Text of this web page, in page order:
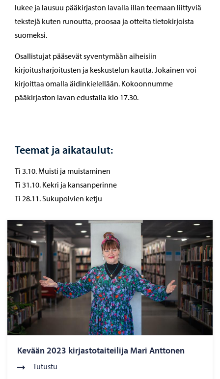
lukee ja lausuu pääkirjaston lavalla illan teemaan liittyviä
tekstejä kuten runoutta, proosaa ja otteita tietokirjoista
suomeksi.
Osallistujat pääsevät syventymään aiheisiin
kirjoitusharjoitusten ja keskustelun kautta. Jokainen voi
kirjoittaa omalla äidinkielellään. Kokoonnumme
pääkirjaston lavan edustalla klo 17.30.
Teemat ja aikataulut:
Ti 3.10. Muisti ja muistaminen
Ti 31.10. Kekri ja kansanperinne
Ti 28.11. Sukupolvien ketju
Kevään 2023 kirjastotaiteilija Mari Anttonen
Tutustu